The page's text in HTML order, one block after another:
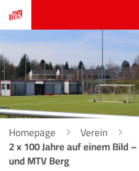
Homepage Verein
2 x 100 Jahre auf einem Bild
und MTV Berg